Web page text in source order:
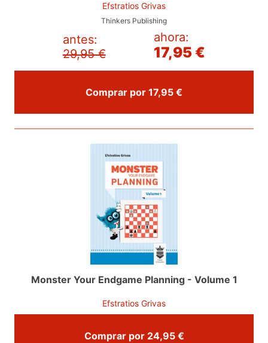
Efstratios Grivas
Thinkers Publishing
antes:
29,95 €
ahora:
17,95 €
Comprar por 17,95 €
Monster Your Endgame Planning - Volume 1
Efstratios Grivas
Comprar por 24,95 €